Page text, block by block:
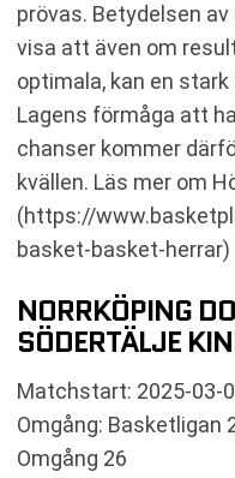
prövas. Betydelsen
visa att även om
optimala, kan en
Lagens förmåga att
chanser kommer
kvällen. Läs mer om
(https://
basket-basket-herrar)
NORRKÖPING
SÖDERTÄLJE
Matchstart: 2025-03-
Omgång: Basketligan
Omgång 26